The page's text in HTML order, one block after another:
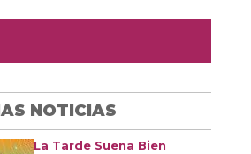
NOTICIAS
La Tarde Suena Bien